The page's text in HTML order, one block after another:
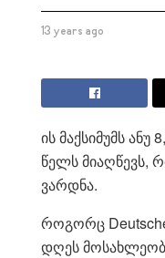
13 years ago
ის მაქსიმუმს
წელს მიაღწევს,
ვარდნა.
როგორც
დღეს